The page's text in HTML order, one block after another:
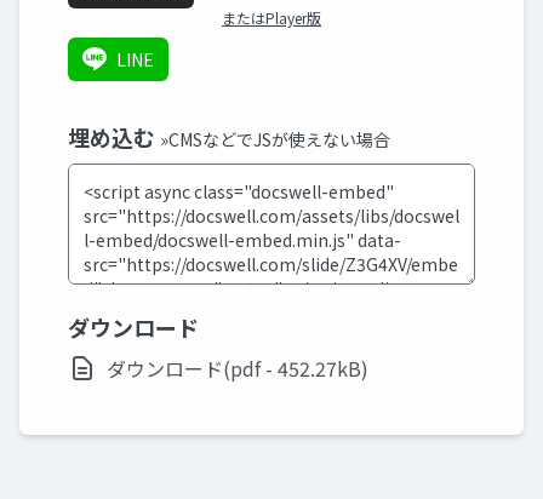
またはPlayer版
LINE
埋め込む »CMSなどでJSが使えない場合
ダウンロード
ダウンロード(pdf - 452.27kB)